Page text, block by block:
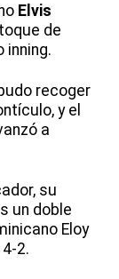
Elvis
de
inning.
recoger
y el
a
su
un doble
Eloy
2.